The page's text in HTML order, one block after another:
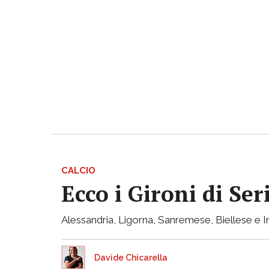
CALCIO
Ecco i Gironi di
Alessandria, Ligorna, Sanremese, Biellese e
Davide Chicarella